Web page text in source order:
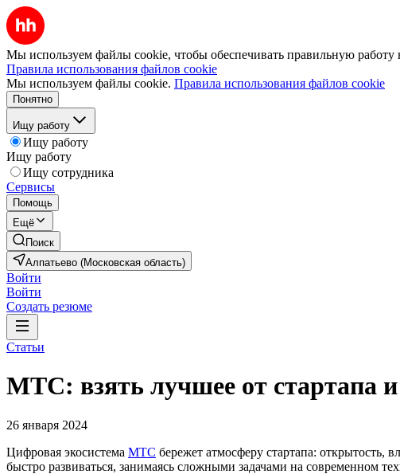
Мы используем файлы cookie, чтобы обеспечивать правильную работу
Правила использования файлов cookie
Мы используем файлы cookie. Правила использования файлов cookie
Понятно
Ищу работу
Ищу работу
Ищу работу
Ищу сотрудника
Сервисы
Помощь
Ещё
Поиск
Алпатьево (Московская область)
Войти
Войти
Создать резюме
Статьи
МТС: взять лучшее от стартапа
26 января 2024
Цифровая экосистема МТС бережет атмосферу стартапа: открытость,
быстро развиваться, занимаясь сложными задачами на современном